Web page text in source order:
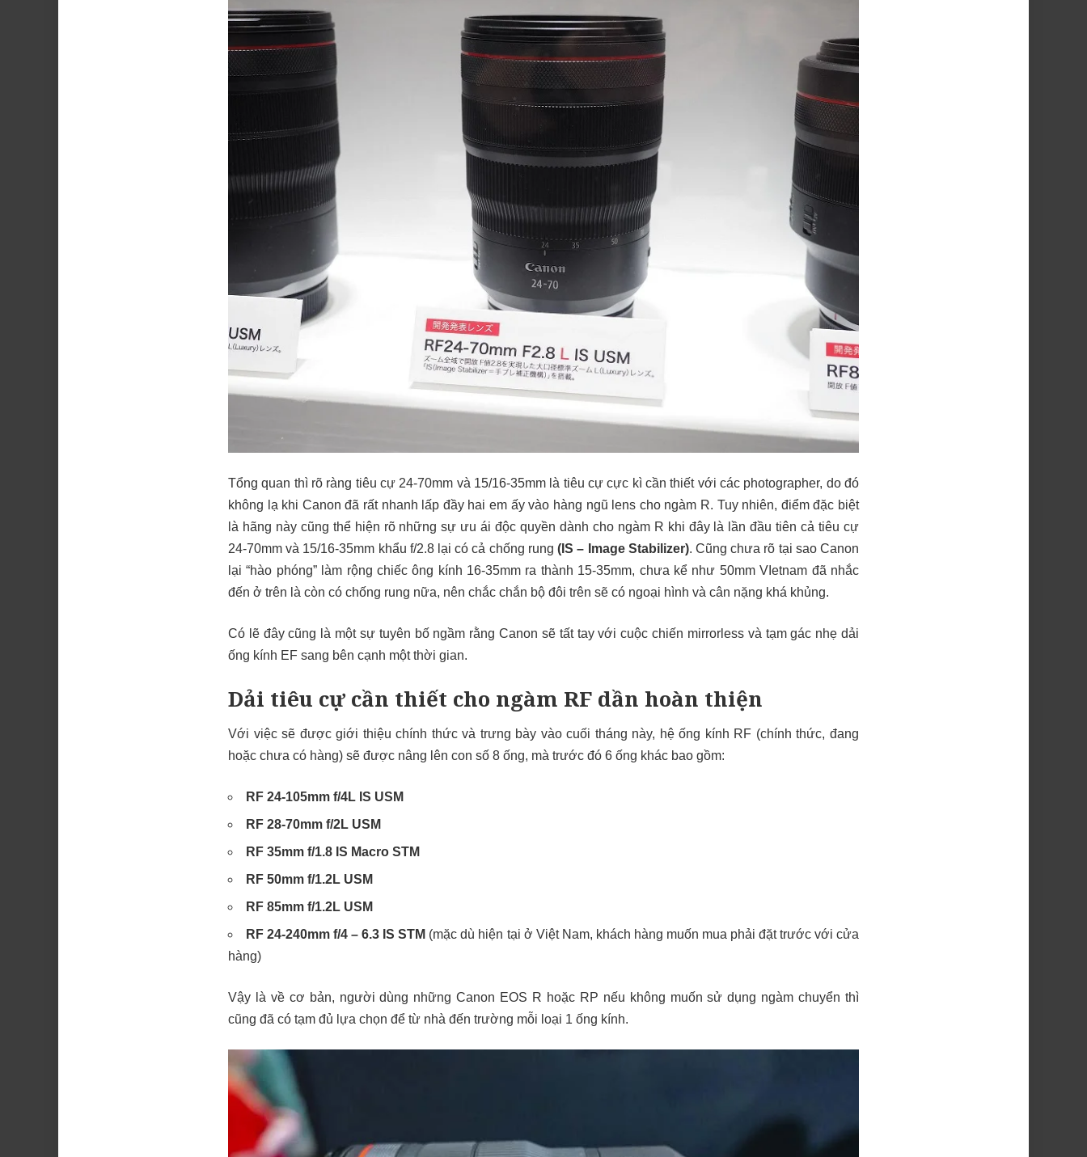
Tổng quan thì rõ ràng tiêu cự 24-70mm và 15/16-35mm là tiêu cự cực kì cần thiết với các photographer, do đó
không lạ khi Canon đã rất nhanh lấp đầy hai em ấy vào hàng ngũ lens cho ngàm R. Tuy nhiên, điểm đặc biệt
là hãng này cũng thể hiện rõ những sự ưu ái độc quyền dành cho ngàm R khi đây là lần đầu tiên cả tiêu cự
24-70mm và 15/16-35mm khẩu f/2.8 lại có cả chống rung(IS – Image Stabilizer). Cũng chưa rõ tại sao Canon
lại “hào phóng” làm rộng chiếc ông kính 16-35mm ra thành 15-35mm, chưa kể như 50mm VIetnam đã nhắc
đến ở trên là còn có chống rung nữa, nên chắc chắn bộ đôi trên sẽ có ngoại hình và cân nặng khá khủng.
Có lẽ đây cũng là một sự tuyên bố ngầm rằng Canon sẽ tất tay với cuộc chiến mirrorless và tạm gác nhẹ dải
ống kính EF sang bên cạnh một thời gian.
Dải tiêu cự cần thiết cho ngàm RF dần hoàn thiện
Với việc sẽ được giới thiệu chính thức và trưng bày vào cuối tháng này, hệ ống kính RF (chính thức, đang
hoặc chưa có hàng) sẽ được nâng lên con số 8 ống, mà trước đó 6 ống khác bao gồm:
RF 24-105mm f/4L IS USM
RF 28-70mm f/2L USM
RF 35mm f/1.8 IS Macro STM
RF 50mm f/1.2L USM
RF 85mm f/1.2L USM
RF 24-240mm f/4 – 6.3 IS STM (mặc dù hiện tại ở Việt Nam, khách hàng muốn mua phải đặt trước với cửa
hàng)
Vậy là về cơ bản, người dùng những Canon EOS R hoặc RP nếu không muốn sử dụng ngàm chuyển thì
cũng đã có tạm đủ lựa chọn để từ nhà đến trường mỗi loại 1 ống kính.